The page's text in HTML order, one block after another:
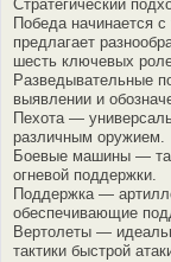
Стратегический
Победа начинается
предлагает
шесть ключевых
Разведывательные
выявлении и
Пехота —
различным оружием.
Боевые машины —
огневой поддержки.
Поддержка —
обеспечивающие
Вертолеты —
тактики быстрой